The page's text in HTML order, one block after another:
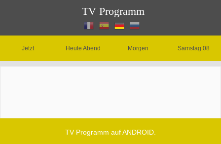
TV Programm
Jetzt Heute Abend Morgen Samstag 08
TV Programm auf ANDROID.